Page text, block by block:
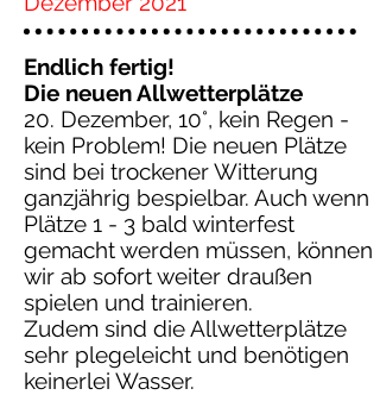
Endlich fertig!
Die neuen Allwetterplätze
20. Dezember, 10°, kein Regen -
kein Problem! Die neuen Plätze
sind bei trockener Witterung
ganzjährig bespielbar. Auch wenn
Plätze 1 - 3 bald winterfest
gemacht werden müssen, können
wir ab sofort weiter draußen
spielen und trainieren.
Zudem sind die Allwetterplätze
sehr plegeleicht und benötigen
keinerlei Wasser.